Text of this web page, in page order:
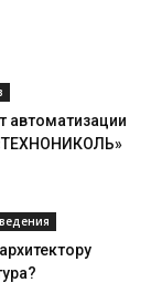
автоматизации